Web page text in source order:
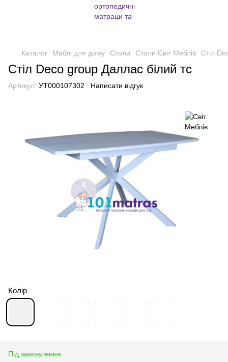
Каталог Меблі для дому Столи Столи Світ Меблів Стіл
Стіл Deco group Даллас білий тс
Артикул: УТ000107302 Написати відгук
Колір
Під замовлення